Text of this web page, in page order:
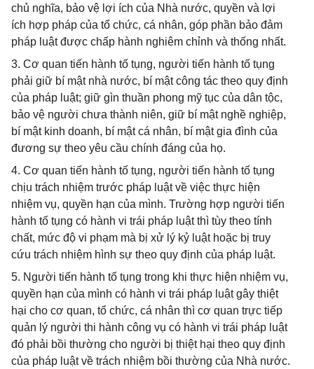
chủ nghĩa, bảo vệ lợi ích của Nhà nước, quyền và lợi
ích hợp pháp của tổ chức, cá nhân, góp phần bảo đảm
pháp luật được chấp hành nghiêm chỉnh và thống nhất.
3. Cơ quan tiến hành tố tụng, người tiến hành tố tụng
phải giữ bí mật nhà nước, bí mật công tác theo quy định
của pháp luật; giữ gìn thuần phong mỹ tục của dân tộc,
bảo vệ người chưa thành niên, giữ bí mật nghề nghiệp,
bí mật kinh doanh, bí mật cá nhân, bí mật gia đình của
đương sự theo yêu cầu chính đáng của họ.
4. Cơ quan tiến hành tố tụng, người tiến hành tố tụng
chịu trách nhiệm trước pháp luật về việc thực hiện
nhiệm vụ, quyền hạn của mình. Trường hợp người tiến
hành tố tụng có hành vi trái pháp luật thì tùy theo tính
chất, mức độ vi phạm mà bị xử lý kỷ luật hoặc bị truy
cứu trách nhiệm hình sự theo quy định của pháp luật.
5. Người tiến hành tố tụng trong khi thực hiện nhiệm vụ,
quyền hạn của mình có hành vi trái pháp luật gây thiệt
hại cho cơ quan, tổ chức, cá nhân thì cơ quan trực tiếp
quản lý người thi hành công vụ có hành vi trái pháp luật
đó phải bồi thường cho người bị thiệt hại theo quy định
của pháp luật về trách nhiệm bồi thường của Nhà nước.